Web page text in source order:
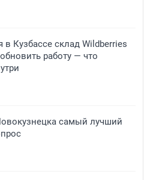
Кузбассе склад Wildberries
работу — что
самый лучший